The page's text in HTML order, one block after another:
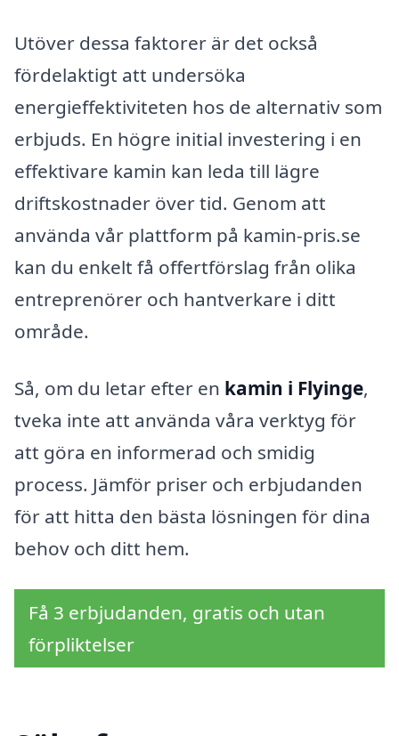
Utöver dessa faktorer är det också
fördelaktigt att undersöka
energieffektiviteten hos de alternativ som
erbjuds. En högre initial investering i en
effektivare kamin kan leda till lägre
driftskostnader över tid. Genom att
använda vår plattform på kamin-pris.se
kan du enkelt få offertförslag från olika
entreprenörer och hantverkare i ditt
område.
Så, om du letar efter en kamin i Flyinge,
tveka inte att använda våra verktyg för
att göra en informerad och smidig
process. Jämför priser och erbjudanden
för att hitta den bästa lösningen för dina
behov och ditt hem.
Få 3 erbjudanden, gratis och utan
förpliktelser